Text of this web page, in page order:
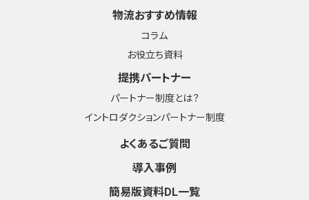
物流おすすめ情報
コラム
お役立ち資料
提携パートナー
パートナー制度とは？
イントロダクションパートナー制度
よくあるご質問
導入事例
簡易版資料DL一覧